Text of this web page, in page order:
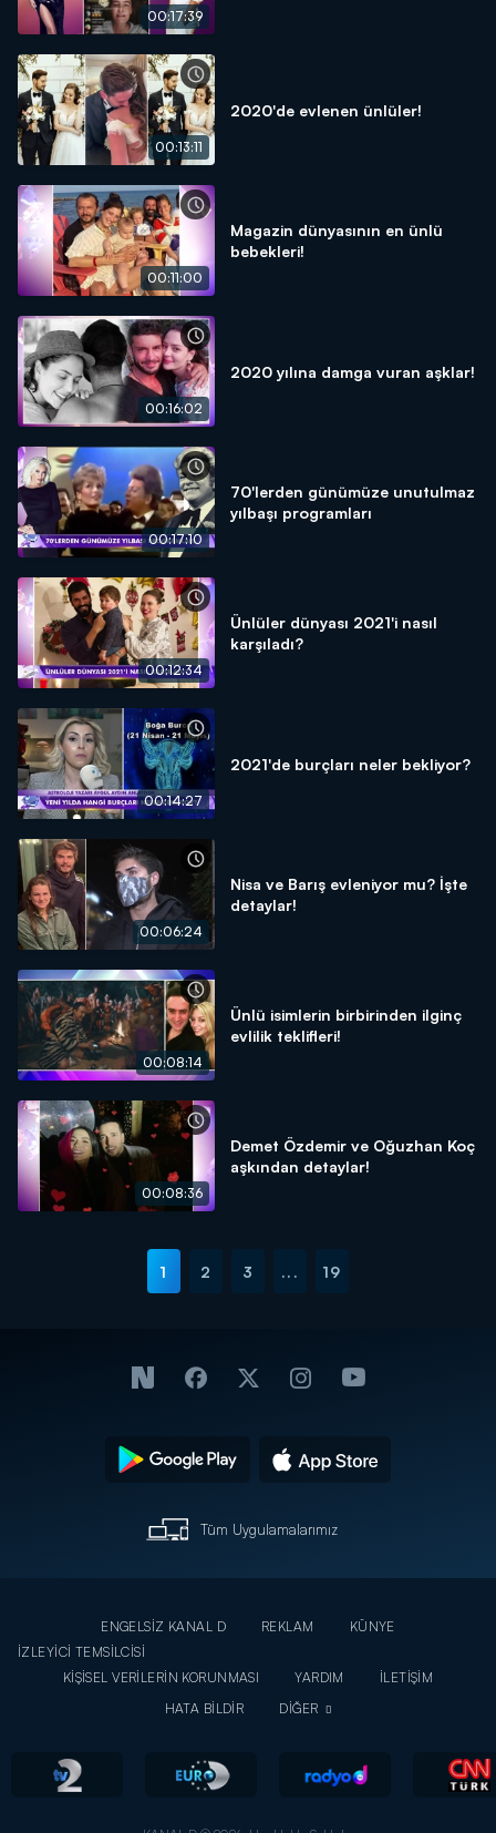
00:17:39
00:13:11
2020'de evlenen ünlüler!
00:11:00
Magazin dünyasının en ünlü
bebekleri!
00:16:02
2020 yılına damga vuran aşklar!
00:17:10
70'lerden günümüze unutulmaz
yılbaşı programları
00:12:34
Ünlüler dünyası 2021'i nasıl
karşıladı?
00:14:27
2021'de burçları neler bekliyor?
00:06:24
Nisa ve Barış evleniyor mu? İşte
detaylar!
00:08:14
Ünlü isimlerin birbirinden ilginç
evlilik teklifleri!
00:08:36
Demet Özdemir ve Oğuzhan Koç
aşkından detaylar!
1 2 3 ... 19
Tüm Uygulamalarımız
ENGELSİZ KANAL D REKLAM
KÜNYE
İZLEYİCİ TEMSİLCİSİ
KİŞİSEL VERİLERİN KORUNMASI
YARDIM
İLETİŞİM
HATA BİLDİR
DİĞER